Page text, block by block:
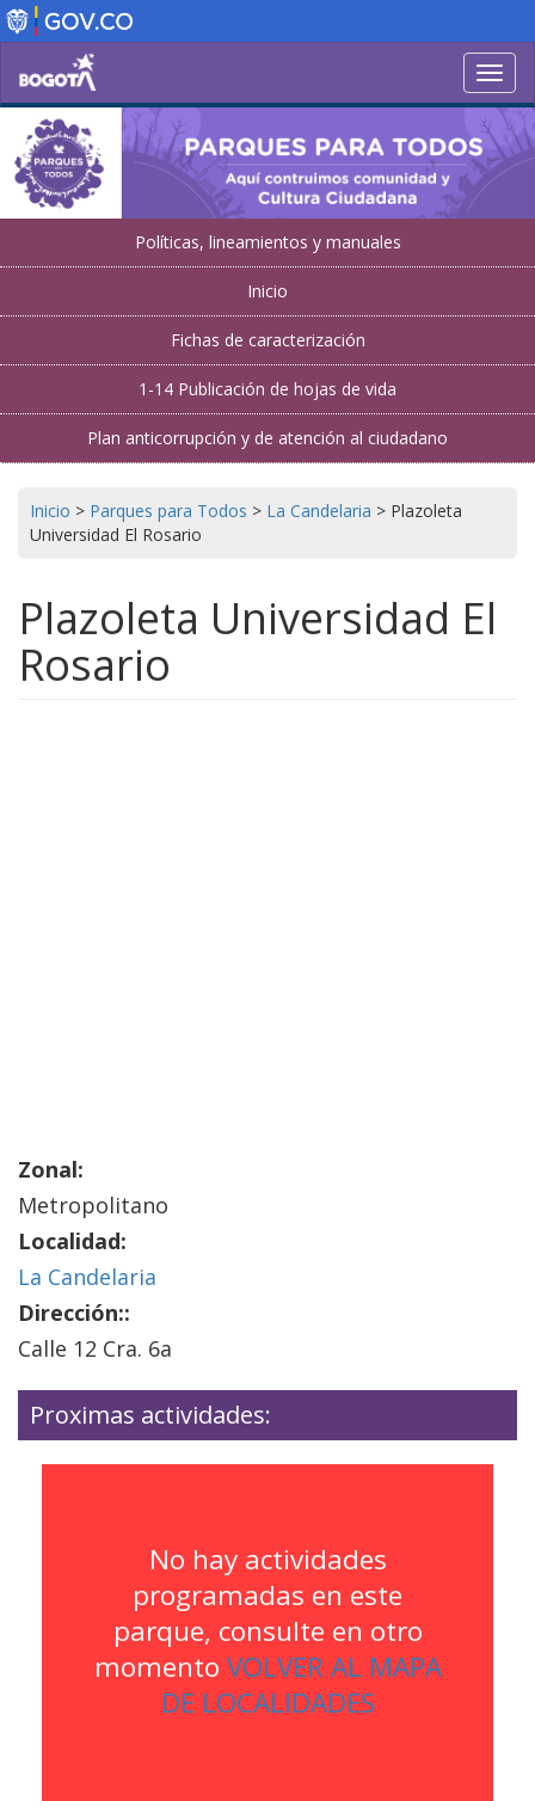
Pasar
al
contenido
principal
Políticas, lineamientos y manuales
Inicio
Fichas de caracterización
1-14 Publicación de hojas de vida
Plan anticorrupción y de atención al ciudadano
Inicio > Parques para Todos > La Candelaria > Plazoleta
Universidad El Rosario
Plazoleta Universidad El
Rosario
Zonal:
Metropolitano
Localidad:
La Candelaria
Dirección::
Calle 12 Cra. 6a
Proximas actividades:
No hay actividades
programadas en este
parque, consulte en otro
momento VOLVER AL MAPA
DE LOCALIDADES